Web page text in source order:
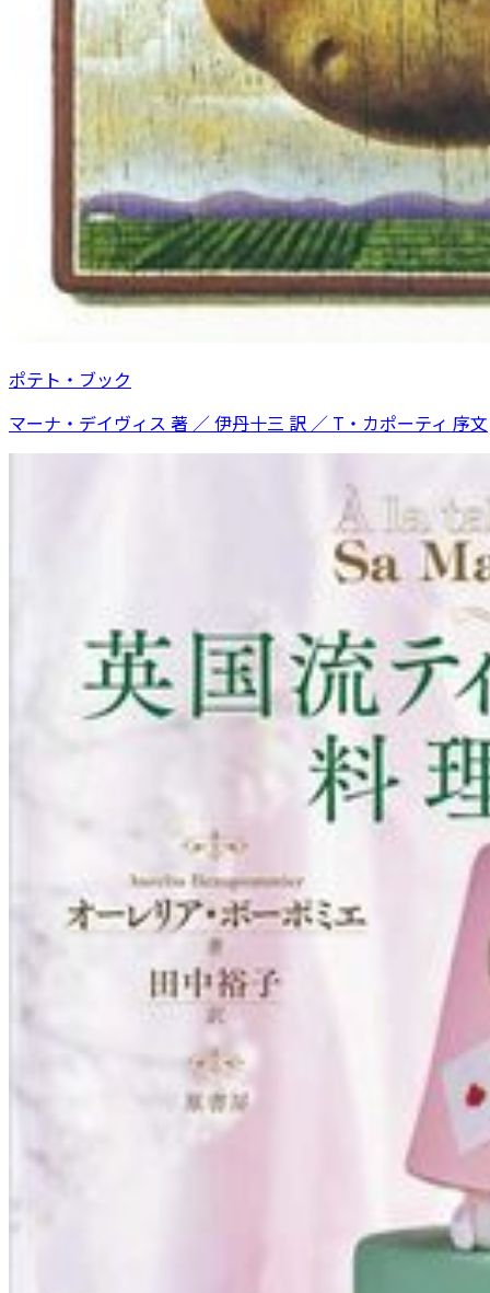
ポテト・ブック
マーナ・デイヴィス 著 ／ 伊丹十三 訳 ／ T・カポーティ 序文